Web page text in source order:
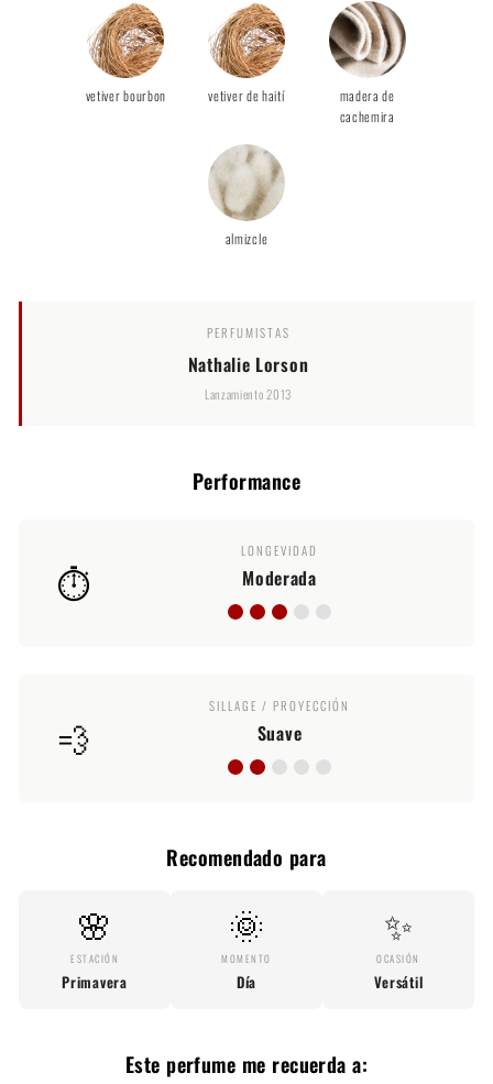
vetiver bourbon vetiver de haití
madera de
cachemira
almizcle
PERFUMISTAS
Nathalie Lorson
Lanzamiento 2013
Performance
⏱️
LONGEVIDAD
Moderada
💨
SILLAGE / PROYECCIÓN
Suave
Recomendado para
🌸
ESTACIÓN
Primavera
🌞
MOMENTO
Día
✨
OCASIÓN
Versátil
Este perfume me recuerda a: